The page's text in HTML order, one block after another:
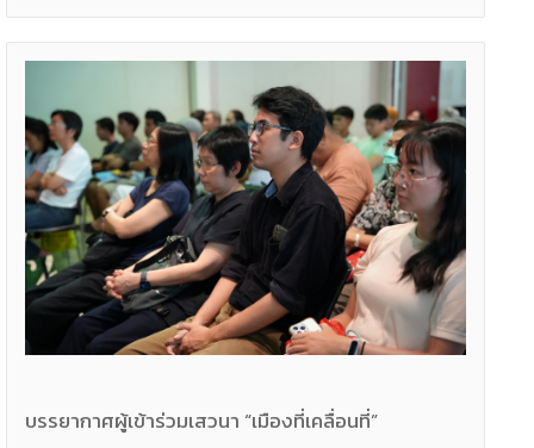
บรรยากาศผู้เข้าร่วมเสวนา “เมืองที่เคลื่อนที่”